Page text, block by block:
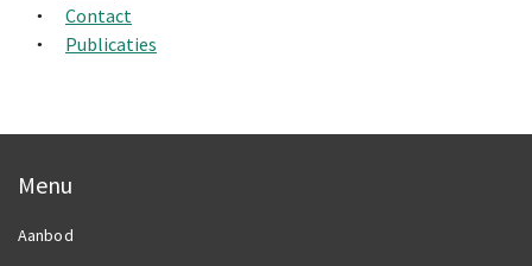
Contact
Publicaties
Menu
Aanbod